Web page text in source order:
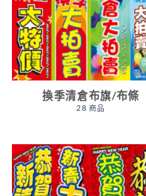
換季清倉布旗/布條
28 商品